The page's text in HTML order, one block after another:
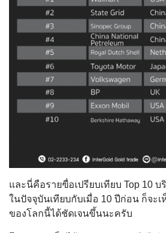
และนี่คือรายฃื่อเปรียบเทียบ Top 10
ในปัจจุบันเทียบกับเมื่อ 10 ปีก่อน ก็จะ
ของโลกนี้ได้ชัดเจนขึ้นนะครับ